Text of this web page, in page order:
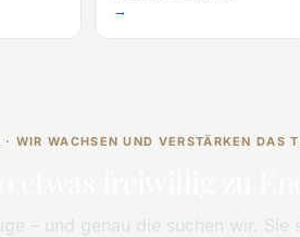
→
WIR WACHSEN UND VERSTÄRKEN DAS
– und genau die suchen wir.